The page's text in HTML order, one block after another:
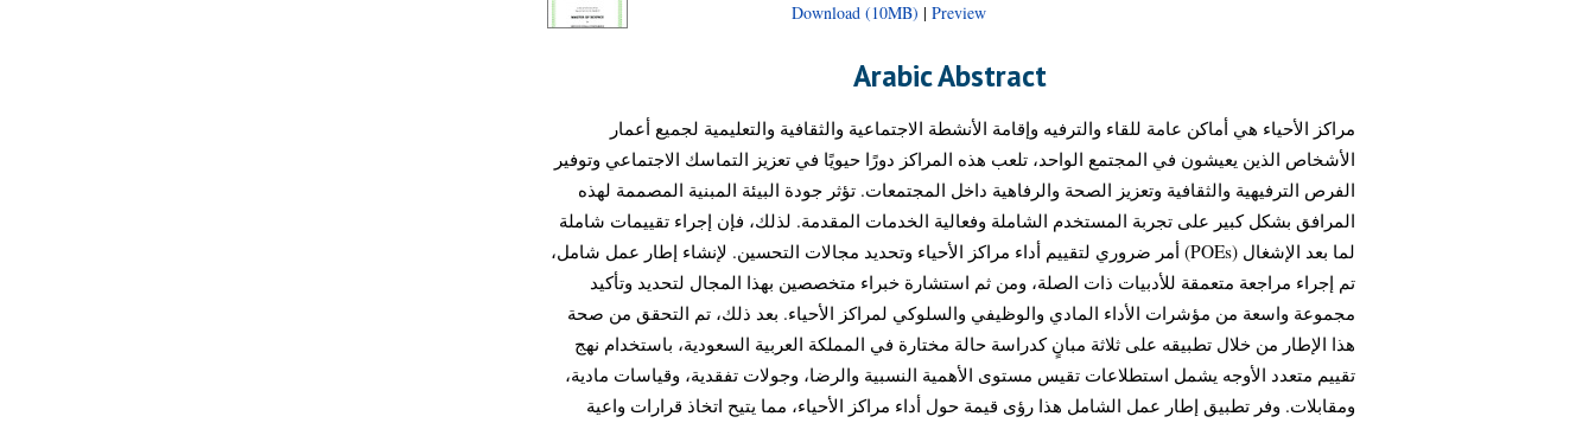
Download (10MB) | Preview
Arabic Abstract
مراكز الأحياء هي أماكن عامة للقاء والترفيه وإقامة الأنشطة الاجتماعية والثقافية والتعليمية لجميع أعمار
الأشخاص الذين يعيشون في المجتمع الواحد، تلعب هذه المراكز دورًا حيويًا في تعزيز التماسك الاجتماعي وتوفير
الفرص الترفيهية والثقافية وتعزيز الصحة والرفاهية داخل المجتمعات. تؤثر جودة البيئة المبنية المصممة لهذه
المرافق بشكل كبير على تجربة المستخدم الشاملة وفعالية الخدمات المقدمة. لذلك، فإن إجراء تقييمات شاملة
لما بعد الإشغال (POEs) أمر ضروري لتقييم أداء مراكز الأحياء وتحديد مجالات التحسين. لإنشاء إطار عمل شامل،
تم إجراء مراجعة متعمقة للأدبيات ذات الصلة، ومن ثم استشارة خبراء متخصصين بهذا المجال لتحديد وتأكيد
مجموعة واسعة من مؤشرات الأداء المادي والوظيفي والسلوكي لمراكز الأحياء. بعد ذلك، تم التحقق من صحة
هذا الإطار من خلال تطبيقه على ثلاثة مبانٍ كدراسة حالة مختارة في المملكة العربية السعودية، باستخدام نهج
تقييم متعدد الأوجه يشمل استطلاعات تقيس مستوى الأهمية النسبية والرضا، وجولات تفقدية، وقياسات مادية،
ومقابلات. وفر تطبيق إطار عمل الشامل هذا رؤى قيمة حول أداء مراكز الأحياء، مما يتيح اتخاذ قرارات واعية